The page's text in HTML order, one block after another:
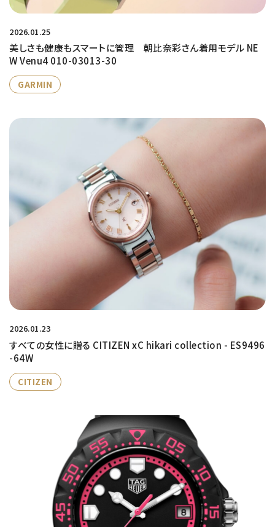
2026.01.25
美しさも健康もスマートに管理 朝比奈彩さん着用モデル NE
W Venu4 010-03013-30
GARMIN
2026.01.23
すべての女性に贈る CITIZEN xC hikari collection - ES9496
-64W
CITIZEN